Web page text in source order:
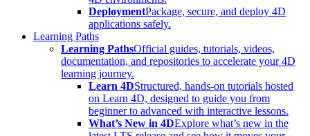
DeploymentPackage, secure, and deploy 4D
applications safely.
Learning Paths
Learning PathsOfficial guides, tutorials, videos,
documentation, and repositories to accelerate your 4D
learning journey.
Learn 4DStructured, hands-on tutorials hosted
on Learn 4D, designed to guide you from
beginner to advanced with interactive lessons.
What’s New in 4DExplore what’s new in the